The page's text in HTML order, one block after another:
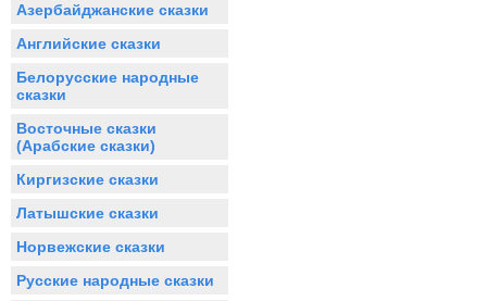
Азербайджанские сказки
Английские сказки
Белорусские народные
сказки
Восточные сказки
(Арабские сказки)
Киргизские сказки
Латышские сказки
Норвежские сказки
Русские народные сказки